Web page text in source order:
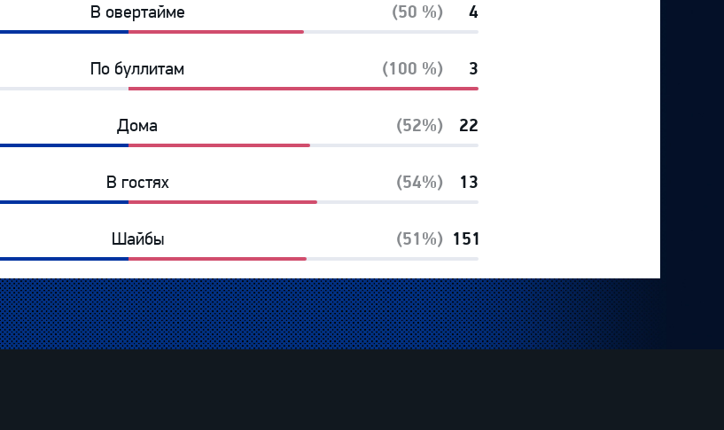
В овертайме (50 %)
4
50%
По буллитам (100 %)
3
0%
100%
Дома (52%)
22
52%
В гостях (54%)
13
54%
Шайбы (51%) 151
51%